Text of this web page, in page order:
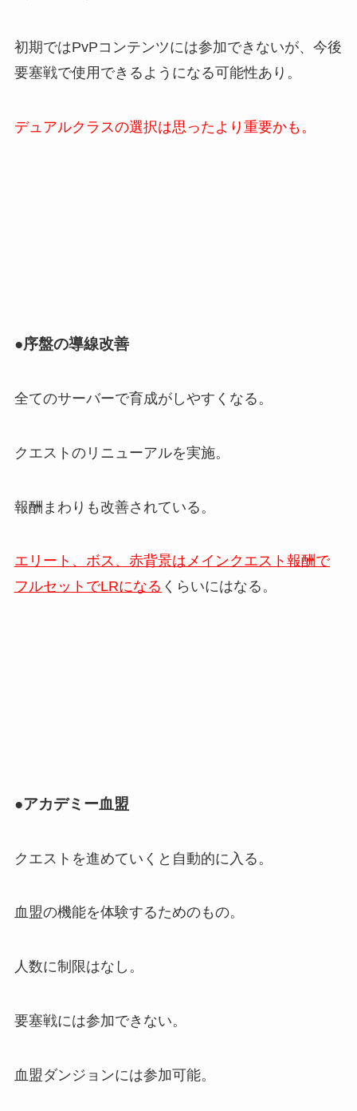
初期ではPvPコンテンツには参加できないが、今後
要塞戦で使用できるようになる可能性あり。
デュアルクラスの選択は思ったより重要かも。
●序盤の導線改善
全てのサーバーで育成がしやすくなる。
クエストのリニューアルを実施。
報酬まわりも改善されている。
エリート、ボス、赤背景はメインクエスト報酬で
フルセットでLRになる くらいにはなる。
●アカデミー血盟
クエストを進めていくと自動的に入る。
血盟の機能を体験するためのもの。
人数に制限はなし。
要塞戦には参加できない。
血盟ダンジョンには参加可能。